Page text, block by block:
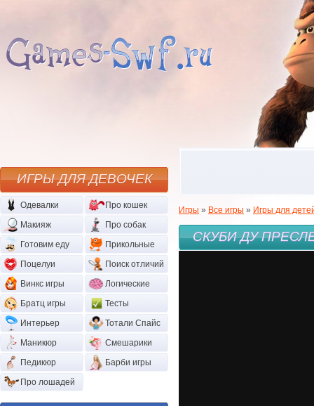
Игры » Все игры » Игры для
СКУБИ ДУ
ИГРЫ ДЛЯ ДЕВОЧЕК
Одевалки
Про кошек
Макияж
Про собак
Готовим еду
Прикольные
Поцелуи
Поиск отличий
Винкс игры
Логические
Братц игры
Тесты
Интерьер
Тотали Спайс
Маникюр
Смешарики
Педикюр
Барби игры
Про лошадей